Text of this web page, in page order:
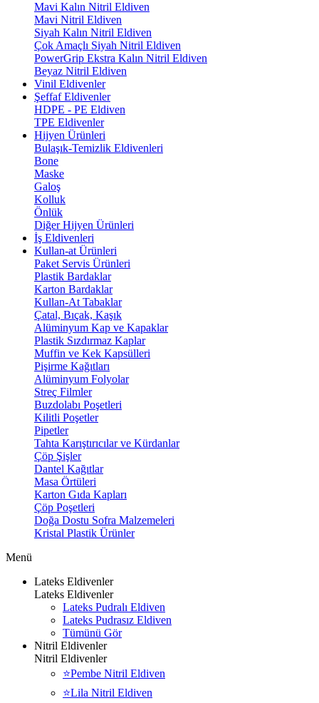
Mavi Kalın Nitril Eldiven
Mavi Nitril Eldiven
Siyah Kalın Nitril Eldiven
Çok Amaçlı Siyah Nitril Eldiven
PowerGrip Ekstra Kalın Nitril Eldiven
Beyaz Nitril Eldiven
Vinil Eldivenler
Şeffaf Eldivenler
HDPE - PE Eldiven
TPE Eldivenler
Hijyen Ürünleri
Bulaşık-Temizlik Eldivenleri
Bone
Maske
Galoş
Kolluk
Önlük
Diğer Hijyen Ürünleri
İş Eldivenleri
Kullan-at Ürünleri
Paket Servis Ürünleri
Plastik Bardaklar
Karton Bardaklar
Kullan-At Tabaklar
Çatal, Bıçak, Kaşık
Alüminyum Kap ve Kapaklar
Plastik Sızdırmaz Kaplar
Muffin ve Kek Kapsülleri
Pişirme Kağıtları
Alüminyum Folyolar
Streç Filmler
Buzdolabı Poşetleri
Kilitli Poşetler
Pipetler
Tahta Karıştırıcılar ve Kürdanlar
Çöp Şişler
Dantel Kağıtlar
Masa Örtüleri
Karton Gıda Kapları
Çöp Poşetleri
Doğa Dostu Sofra Malzemeleri
Kristal Plastik Ürünler
Menü
Lateks Eldivenler
Lateks Eldivenler
Lateks Pudralı Eldiven
Lateks Pudrasız Eldiven
Tümünü Gör
Nitril Eldivenler
Nitril Eldivenler
⭐Pembe Nitril Eldiven
⭐Lila Nitril Eldiven